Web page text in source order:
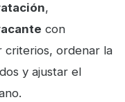
,
con
criterios, ordenar la
y ajustar el